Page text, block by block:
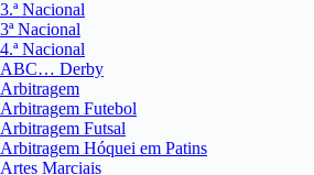
3.ª Nacional
3ª Nacional
4.ª Nacional
ABC… Derby
Arbitragem
Arbitragem Futebol
Arbitragem Futsal
Arbitragem Hóquei em Patins
Artes Marciais